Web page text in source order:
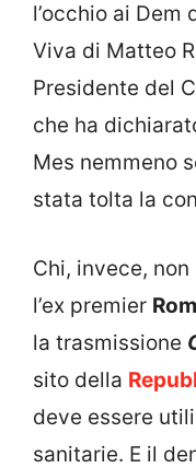
l’occhio ai
Viva di Matteo
Presidente del
che ha
Mes nemmeno
stata tolta la
Chi, invece,
l’ex premier
la trasmissione
sito della
deve essere
sanitarie. E il